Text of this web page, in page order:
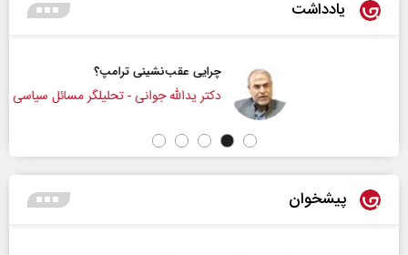
یادداشت
چرایی عقب‌نشینی ترامپ؟
دکتر یدالله جوانی - تحلیلگر مسائل سیاسی
پیشخوان